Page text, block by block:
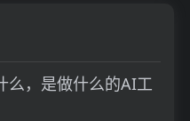
么，是做什么的AI工